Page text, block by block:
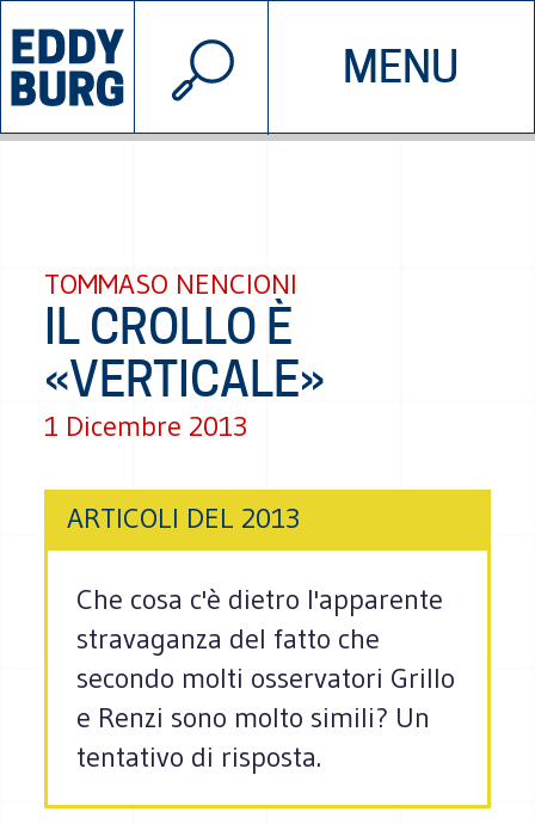
MENU
INIZIATIVE CHI SIAMO
© 2026 EDDYBURG
TOMMASO NENCIONI
IL CROLLO È
«VERTICALE»
1 Dicembre 2013
ARTICOLI DEL 2013
Che cosa c'è dietro l'apparente
stravaganza del fatto che
secondo molti osservatori Grillo
e Renzi sono molto simili? Un
tentativo di risposta.